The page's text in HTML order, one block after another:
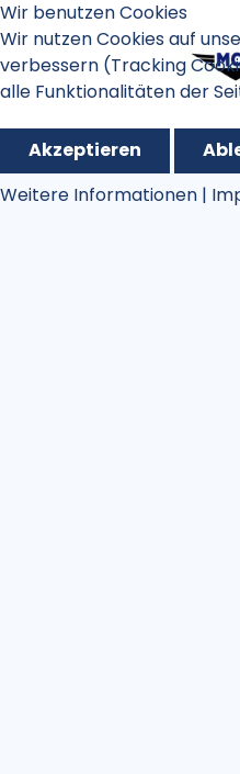
Wir benutzen Cookies
Wir nutzen Cookies auf
verbessern (Tracking
alle Funktionalitäten der
Akzeptieren
Weitere Informationen |